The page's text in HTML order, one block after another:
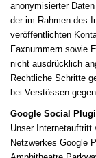
anonymisierter
der im Rahmen des
veröffentlichten
Faxnummern sowie
nicht ausdrücklich
Rechtliche Schritte
bei Verstössen
Google Social
Unser Internetauftritt
Netzwerkes Google